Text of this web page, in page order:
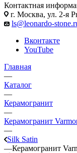
Контактная
г. Москва, ул. 2-я
ls@leonardo-
Вконтакте
YouTube
Главная
—
Каталог
—
Керамогранит
—
Керамогранит
—
Silk Satin
—Керамогранит